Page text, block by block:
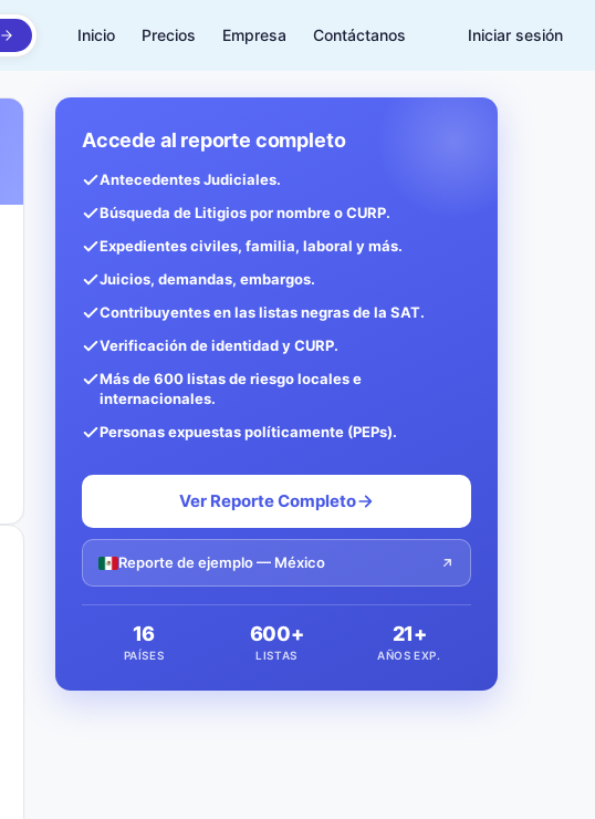
Inicio Precios Empresa Contáctanos Iniciar sesión
Accede al reporte completo
Antecedentes Judiciales.
Búsqueda de Litigios por nombre o CURP.
Expedientes civiles, familia, laboral y más.
Juicios, demandas, embargos.
Contribuyentes en las listas negras de la SAT.
Verificación de identidad y CURP.
Más de 600 listas de riesgo locales e
internacionales.
Personas expuestas políticamente (PEPs).
Ver Reporte Completo
Reporte de ejemplo — México
16
PAÍSES
600+
LISTAS
21+
AÑOS EXP.